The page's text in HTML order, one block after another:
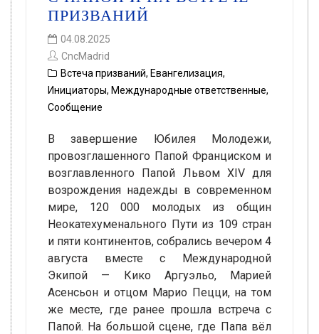
ПРИЗВАНИЙ
04.08.2025
CncMadrid
Встеча призваний, Евангелизация,
Инициаторы, Международные ответственные,
Сообщение
В завершение Юбилея Молодежи,
провозглашенного Папой Франциском и
возглавленного Папой Львом XIV для
возрождения надежды в современном
мире, 120 000 молодых из общин
Неокатехуменального Пути из 109 стран
и пяти континентов, собрались вечером 4
августа вместе с Международной
Экипой — Кико Аргуэльо, Марией
Асенсьон и отцом Марио Пецци, на том
же месте, где ранее прошла встреча с
Папой. На большой сцене, где Папа вёл